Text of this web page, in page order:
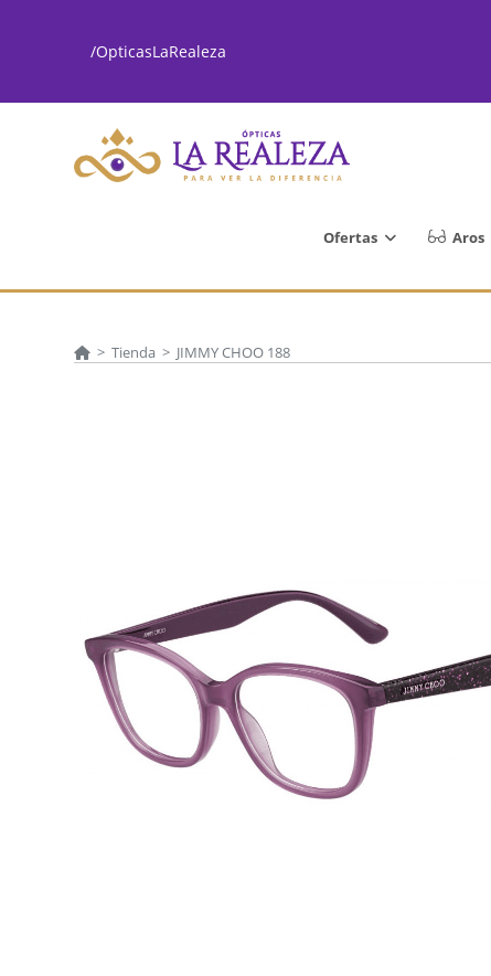
/OpticasLaRealeza
Ofertas Aros
> Tienda > JIMMY CHOO 188